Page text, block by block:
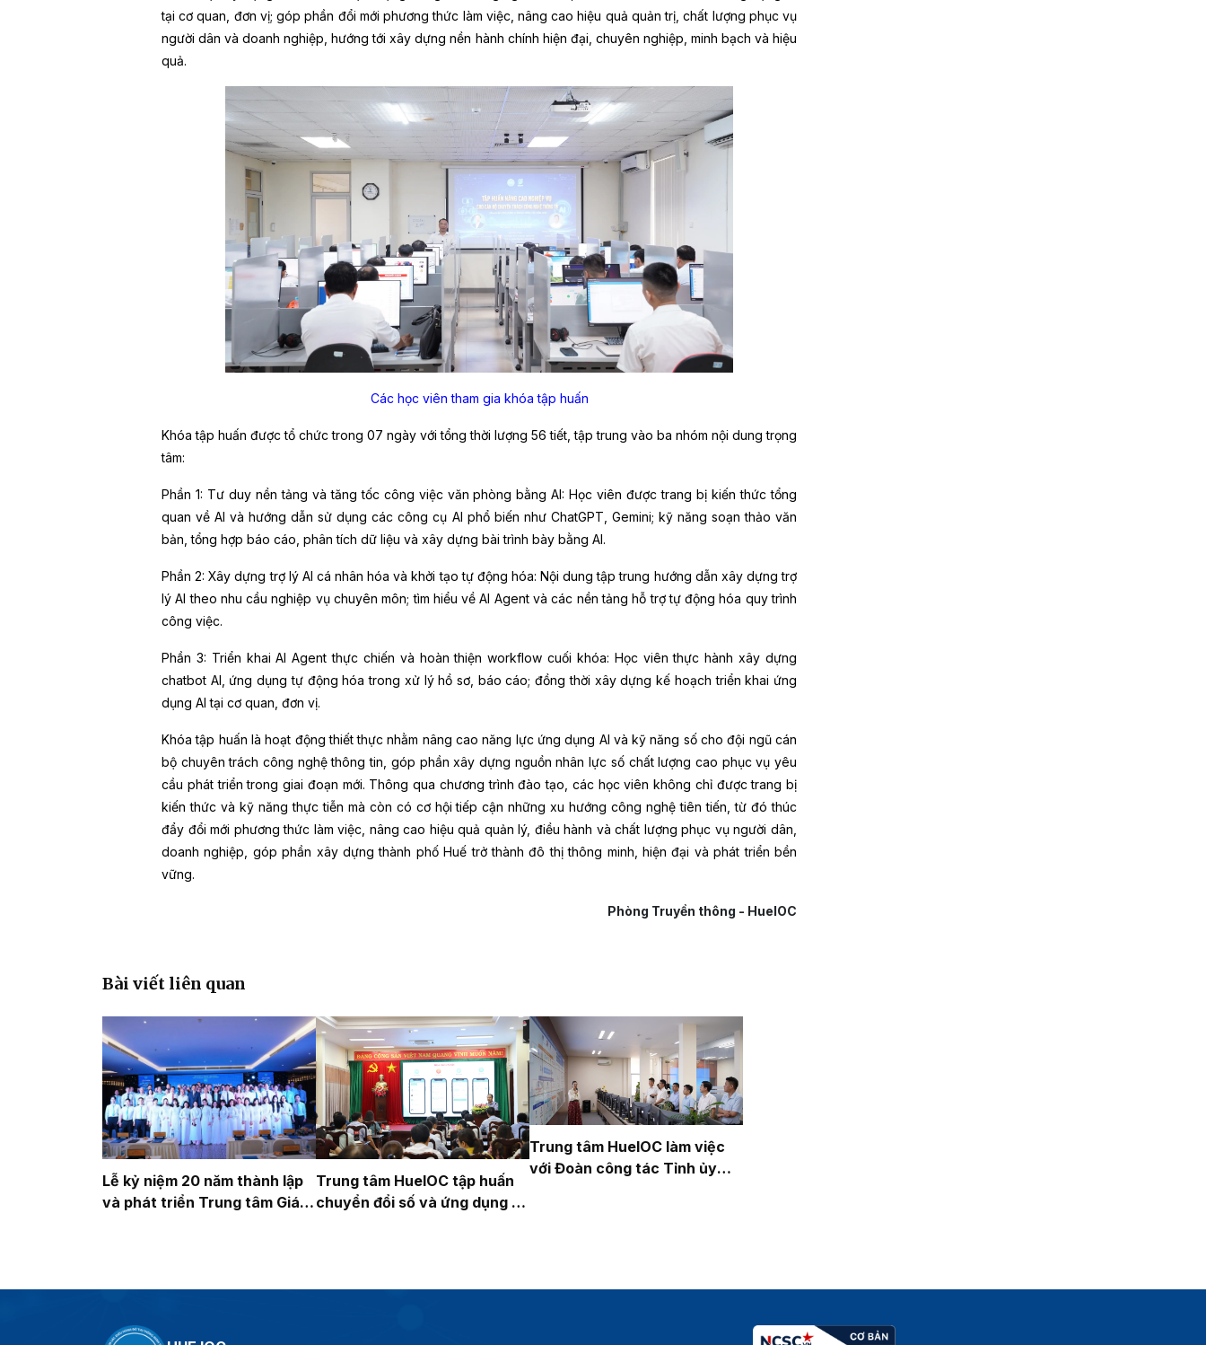
tại cơ quan, đơn vị; góp phần đổi mới phương thức làm việc, nâng cao hiệu quả quản trị, chất lượng phục vụ
người dân và doanh nghiệp, hướng tới xây dựng nền hành chính hiện đại, chuyên nghiệp, minh bạch và hiệu
quả.
Các học viên tham gia khóa tập huấn
Khóa tập huấn được tổ chức trong 07 ngày với tổng thời lượng 56 tiết, tập trung vào ba nhóm nội dung trọng
tâm:
Phần 1: Tư duy nền tảng và tăng tốc công việc văn phòng bằng AI: Học viên được trang bị kiến thức tổng
quan về AI và hướng dẫn sử dụng các công cụ AI phổ biến như ChatGPT, Gemini; kỹ năng soạn thảo văn
bản, tổng hợp báo cáo, phân tích dữ liệu và xây dựng bài trình bày bằng AI.
Phần 2: Xây dựng trợ lý AI cá nhân hóa và khởi tạo tự động hóa: Nội dung tập trung hướng dẫn xây dựng trợ
lý AI theo nhu cầu nghiệp vụ chuyên môn; tìm hiểu về AI Agent và các nền tảng hỗ trợ tự động hóa quy trình
công việc.
Phần 3: Triển khai AI Agent thực chiến và hoàn thiện workflow cuối khóa: Học viên thực hành xây dựng
chatbot AI, ứng dụng tự động hóa trong xử lý hồ sơ, báo cáo; đồng thời xây dựng kế hoạch triển khai ứng
dụng AI tại cơ quan, đơn vị.
Khóa tập huấn là hoạt động thiết thực nhằm nâng cao năng lực ứng dụng AI và kỹ năng số cho đội ngũ cán
bộ chuyên trách công nghệ thông tin, góp phần xây dựng nguồn nhân lực số chất lượng cao phục vụ yêu
cầu phát triển trong giai đoạn mới. Thông qua chương trình đào tạo, các học viên không chỉ được trang bị
kiến thức và kỹ năng thực tiễn mà còn có cơ hội tiếp cận những xu hướng công nghệ tiên tiến, từ đó thúc
đẩy đổi mới phương thức làm việc, nâng cao hiệu quả quản lý, điều hành và chất lượng phục vụ người dân,
doanh nghiệp, góp phần xây dựng thành phố Huế trở thành đô thị thông minh, hiện đại và phát triển bền
vững.
Phòng Truyền thông - HueIOC
Bài viết liên quan
Lễ kỷ niệm 20 năm thành lập
và phát triển Trung tâm Giám
Trung tâm HueIOC tập huấn
chuyển đổi số và ứng dụng AI
Trung tâm HueIOC làm việc
với Đoàn công tác Tỉnh ủy